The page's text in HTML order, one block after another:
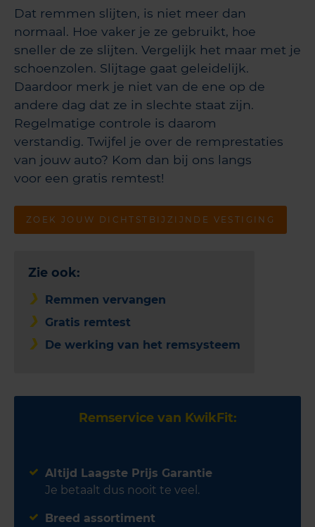
Dat remmen slijten, is niet meer dan
normaal. Hoe vaker je ze gebruikt, hoe
sneller de ze slijten. Vergelijk het maar met je
schoenzolen. Slijtage gaat geleidelijk.
Daardoor merk je niet van de ene op de
andere dag dat ze in slechte staat zijn.
Regelmatige controle is daarom
verstandig. Twijfel je over de remprestaties
van jouw auto? Kom dan bij ons langs
voor een gratis remtest!
ZOEK JOUW DICHTSTBIJZIJNDE VESTIGING
Zie ook:
Remmen vervangen
Gratis remtest
De werking van het remsysteem
Remservice van KwikFit:
Altijd Laagste Prijs Garantie
Je betaalt dus nooit te veel.
Breed assortiment